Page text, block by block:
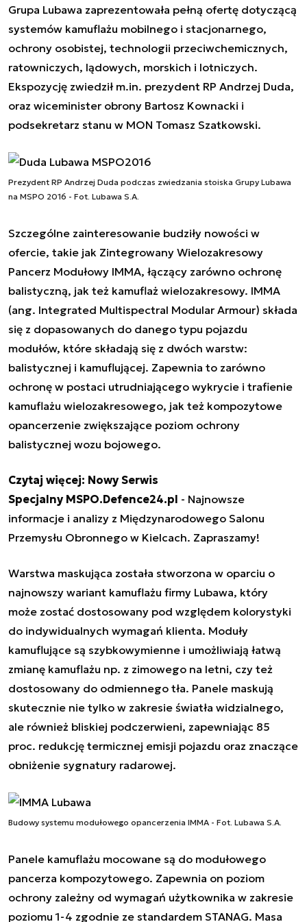
Grupa Lubawa zaprezentowała pełną ofertę dotyczącą
systemów kamuflażu mobilnego i stacjonarnego,
ochrony osobistej, technologii przeciwchemicznych,
ratowniczych, lądowych, morskich i lotniczych.
Ekspozycję zwiedził m.in. prezydent RP Andrzej Duda,
oraz wiceminister obrony Bartosz Kownacki i
podsekretarz stanu w MON Tomasz Szatkowski.
Prezydent RP Andrzej Duda podczas zwiedzania stoiska Grupy Lubawa
na MSPO 2016 - Fot. Lubawa S.A.
Szczególne zainteresowanie budziły nowości w
ofercie, takie jak Zintegrowany Wielozakresowy
Pancerz Modułowy IMMA, łączący zarówno ochronę
balistyczną, jak też kamuflaż wielozakresowy. IMMA
(ang. Integrated Multispectral Modular Armour) składa
się z dopasowanych do danego typu pojazdu
modułów, które składają się z dwóch warstw:
balistycznej i kamuflującej. Zapewnia to zarówno
ochronę w postaci utrudniającego wykrycie i trafienie
kamuflażu wielozakresowego, jak też kompozytowe
opancerzenie zwiększające poziom ochrony
balistycznej wozu bojowego.
Czytaj więcej: Nowy Serwis
Specjalny MSPO.Defence24.pl - Najnowsze
informacje i analizy z Międzynarodowego Salonu
Przemysłu Obronnego w Kielcach. Zapraszamy!
Warstwa maskująca została stworzona w oparciu o
najnowszy wariant kamuflażu firmy Lubawa, który
może zostać dostosowany pod względem kolorystyki
do indywidualnych wymagań klienta. Moduły
kamuflujące są szybkowymienne i umożliwiają łatwą
zmianę kamuflażu np. z zimowego na letni, czy też
dostosowany do odmiennego tła. Panele maskują
skutecznie nie tylko w zakresie światła widzialnego,
ale również bliskiej podczerwieni, zapewniając 85
proc. redukcję termicznej emisji pojazdu oraz znaczące
obniżenie sygnatury radarowej.
Budowy systemu modułowego opancerzenia IMMA - Fot. Lubawa S.A.
Panele kamuflażu mocowane są do modułowego
pancerza kompozytowego. Zapewnia on poziom
ochrony zależny od wymagań użytkownika w zakresie
poziomu 1-4 zgodnie ze standardem STANAG. Masa